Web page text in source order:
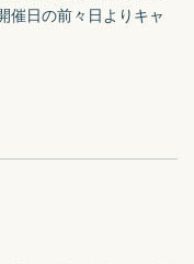
催日の前々日よりキャ